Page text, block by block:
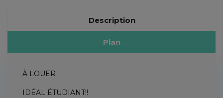
Description
Plan
À LOUER
IDÉAL ÉTUDIANT!!